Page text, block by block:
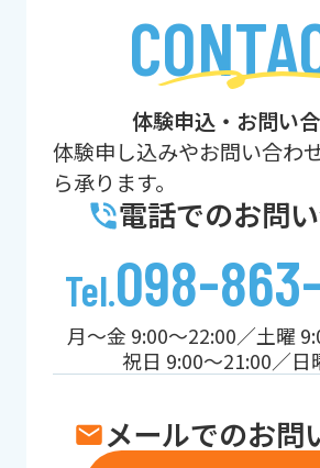
体験申込・お問い
体験申し込みやお問い合わ
ら承ります。
電話でのお問
Tel.098-
月〜金 9:00～22:00／土曜
祝日 9:00～21:00／日
メールでのお問